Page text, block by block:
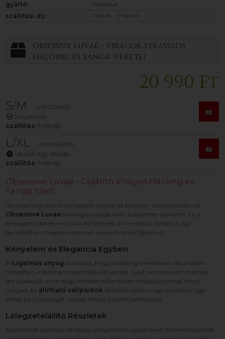
gyártó:
Obsessive
szállítási díj:
1 190 Ft - 2 990 Ft
Obsessive Luvae - virágos, strasszos
hálóing és tanga (fekete)
20 990 Ft
S/M (27413261111)
készleten
szállítás: holnap
L/XL (27413261131)
utolsó egy darab
szállítás: holnap
Obsessive Luvae - Csábító Virágos Hálóing és
Tanga Szett
Ha valami igazán különlegesre vágysz az éjszakai ruhatáradban, az
Obsessive Luvae hálóing és tanga szett a tökéletes választás. Ez a
lenyűgöző darab nemcsak kényelmes, de rendkívül csábító is, így
garantáltan magadra vonzod vele partnered figyelmét.
Kényelem és Elegancia Egyben
A rugalmas anyag biztosítja, hogy a hálóing tökéletesen illeszkedjen
testedhez, miközben maximális kényelmet nyújt. A merevített mellrész
gondoskodik arról, hogy minden pillanatban magabiztosnak érezd
magad. Az állítható vállpántok lehetővé teszik, hogy pontosan úgy
állítsd be a hálóinget, ahogy neked a legkényelmesebb.
Lélegzetelállító Részletek
A kebleknél található áttetsző, virágmintás csipke betét finom eleganciát